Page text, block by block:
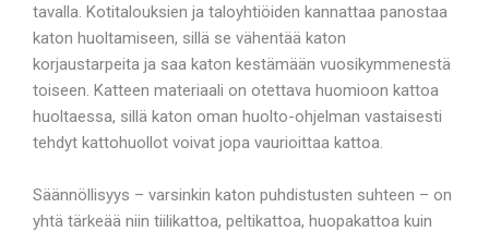
tavalla. Kotitalouksien ja taloyhtiöiden kannattaa panostaa
katon huoltamiseen, sillä se vähentää katon
korjaustarpeita ja saa katon kestämään vuosikymmenestä
toiseen. Katteen materiaali on otettava huomioon kattoa
huoltaessa, sillä katon oman huolto-ohjelman vastaisesti
tehdyt kattohuollot voivat jopa vaurioittaa kattoa.
Säännöllisyys – varsinkin katon puhdistusten suhteen – on
yhtä tärkeää niin tiilikattoa, peltikattoa, huopakattoa kuin